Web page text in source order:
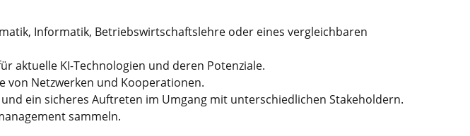
Informatik, Betriebswirtschaftslehre oder eines vergleichbaren
aktuelle KI-Technologien und deren Potenziale.
von Netzwerken und Kooperationen.
ein sicheres Auftreten im Umgang mit unterschiedlichen Stakeholdern.
sammeln.